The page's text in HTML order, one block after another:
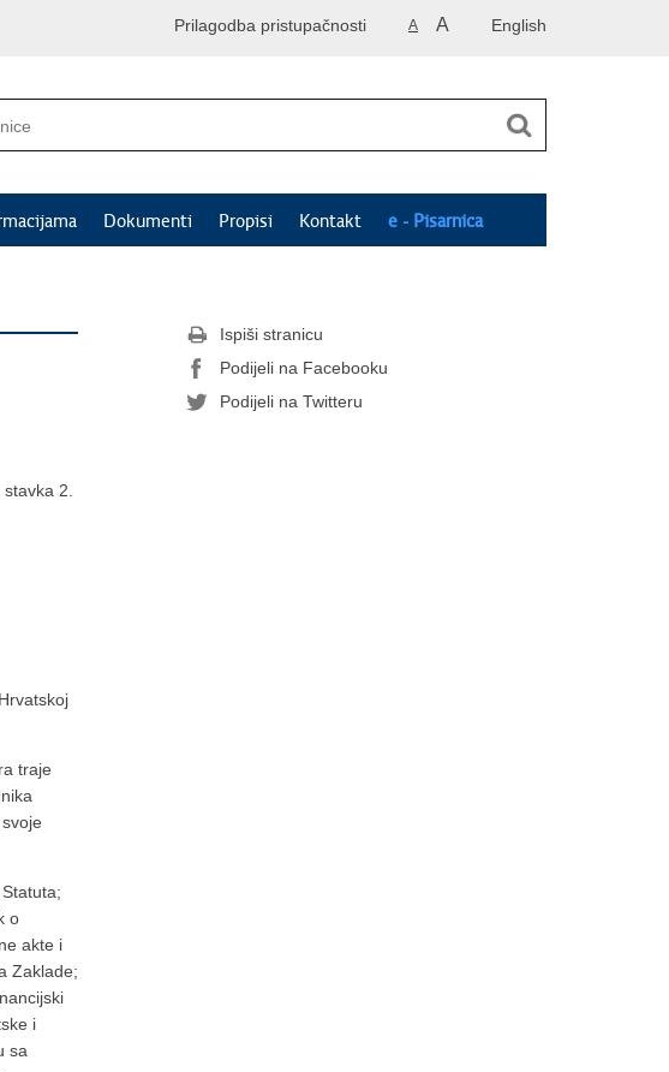
English
A A
Prilagodba pristupačnosti
Dokumenti Propisi Kontakt e - Pisarnica
2.
traje
o
akte i
Zaklade;
i
sa
Ispiši stranicu
Podijeli na Facebooku
Podijeli na Twitteru